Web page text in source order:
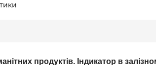
продуктів. Індикатор в